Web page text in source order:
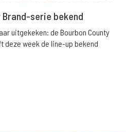
Brand-serie bekend
uitgekeken: de Bourbon County
deze week de line-up bekend